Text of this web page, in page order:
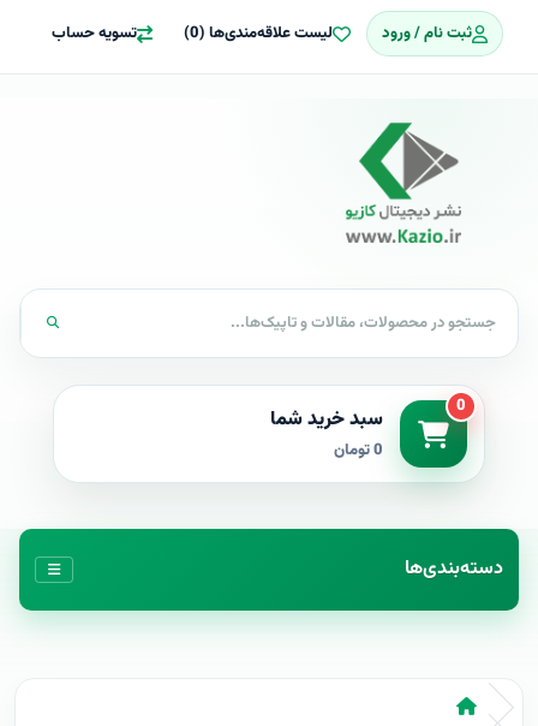
ثبت نام / ورود لیست علاقه‌مندی‌ها (0) تسویه حساب
0 سبد خرید شما
0 تومان
دسته‌بندی‌ها